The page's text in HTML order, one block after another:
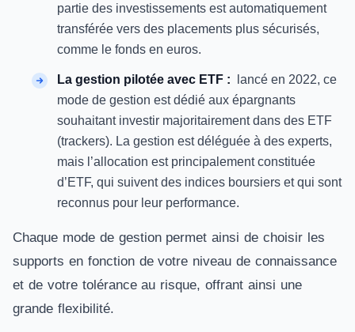
partie des investissements est automatiquement
transférée vers des placements plus sécurisés,
comme le fonds en euros.
La gestion pilotée avec ETF :
lancé en 2022, ce
mode de gestion est dédié aux épargnants
souhaitant investir majoritairement dans des ETF
(trackers). La gestion est déléguée à des experts,
mais l’allocation est principalement constituée
d’ETF, qui suivent des indices boursiers et qui sont
reconnus pour leur performance. ​
Chaque mode de gestion permet ainsi de choisir les
supports en fonction de votre niveau de connaissance
et de votre tolérance au risque, offrant ainsi une
grande flexibilité.